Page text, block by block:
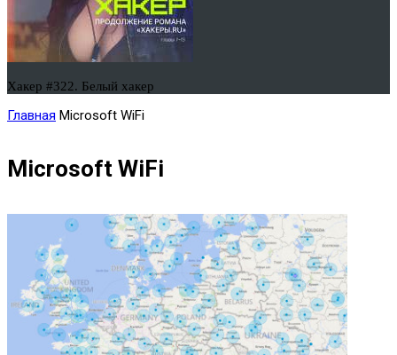
Хакер #322. Белый хакер
Главная Microsoft WiFi
Microsoft WiFi